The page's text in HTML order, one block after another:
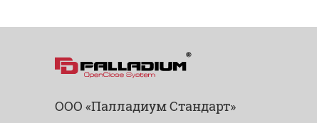
ООО «Палладиум Стандарт»